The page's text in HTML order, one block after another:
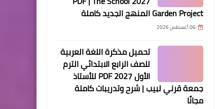
Garden Project المنهج الجديد كاملة
06 أغسطس 2026
تحميل مذكرة اللغة العربية
للصف الرابع الابتدائي الترم
الأول 2027 PDF للأستاذ
جمعة قرني لبيب | شرح وتدريبات كاملة
مجانًا